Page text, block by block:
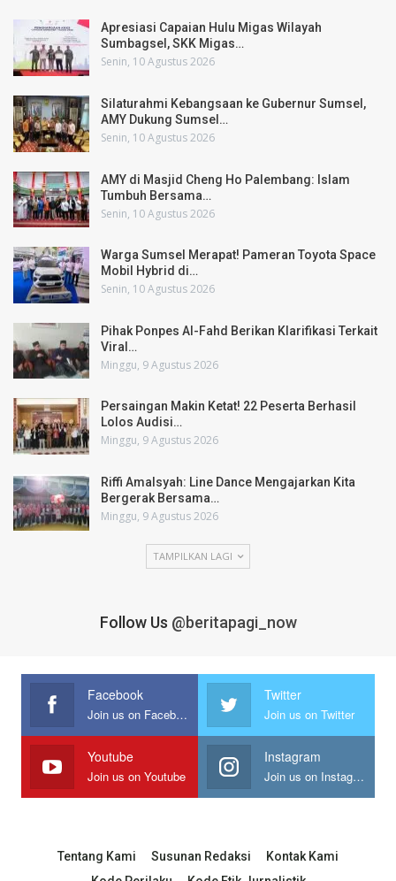
Apresiasi Capaian Hulu Migas Wilayah
Sumbagsel, SKK Migas…
Senin, 10 Agustus 2026
Silaturahmi Kebangsaan ke Gubernur Sumsel,
AMY Dukung Sumsel…
Senin, 10 Agustus 2026
AMY di Masjid Cheng Ho Palembang: Islam
Tumbuh Bersama…
Senin, 10 Agustus 2026
Warga Sumsel Merapat! Pameran Toyota Space
Mobil Hybrid di…
Senin, 10 Agustus 2026
Pihak Ponpes Al-Fahd Berikan Klarifikasi Terkait
Viral…
Minggu, 9 Agustus 2026
Persaingan Makin Ketat! 22 Peserta Berhasil
Lolos Audisi…
Minggu, 9 Agustus 2026
Riffi Amalsyah: Line Dance Mengajarkan Kita
Bergerak Bersama…
Minggu, 9 Agustus 2026
TAMPILKAN LAGI
Follow Us @beritapagi_now
Facebook
Join us on Facebook
Twitter
Join us on Twitter
Youtube
Join us on Youtube
Instagram
Join us on Instagram
Tentang Kami Susunan Redaksi
Kontak Kami